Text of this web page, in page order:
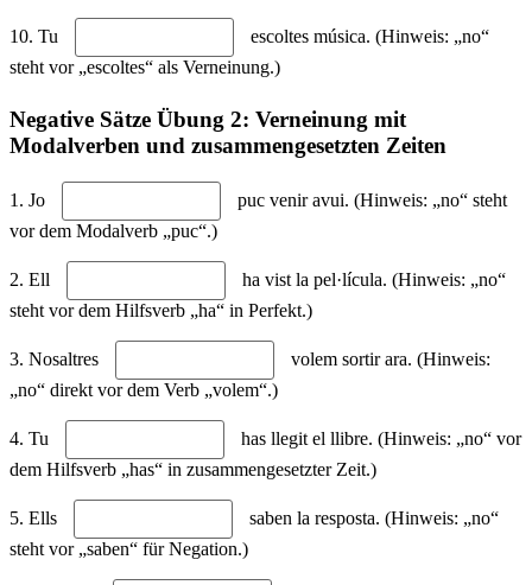
10. Tu
escoltes música. (Hinweis: „no“
steht vor „escoltes“ als Verneinung.)
Negative Sätze Übung 2: Verneinung mit
Modalverben und zusammengesetzten Zeiten
1. Jo
puc venir avui. (Hinweis: „no“ steht
vor dem Modalverb „puc“.)
2. Ell
ha vist la pel·lícula. (Hinweis: „no“
steht vor dem Hilfsverb „ha“ in Perfekt.)
3. Nosaltres
volem sortir ara. (Hinweis:
„no“ direkt vor dem Verb „volem“.)
4. Tu
has llegit el llibre. (Hinweis: „no“ vor
dem Hilfsverb „has“ in zusammengesetzter Zeit.)
5. Ells
saben la resposta. (Hinweis: „no“
steht vor „saben“ für Negation.)